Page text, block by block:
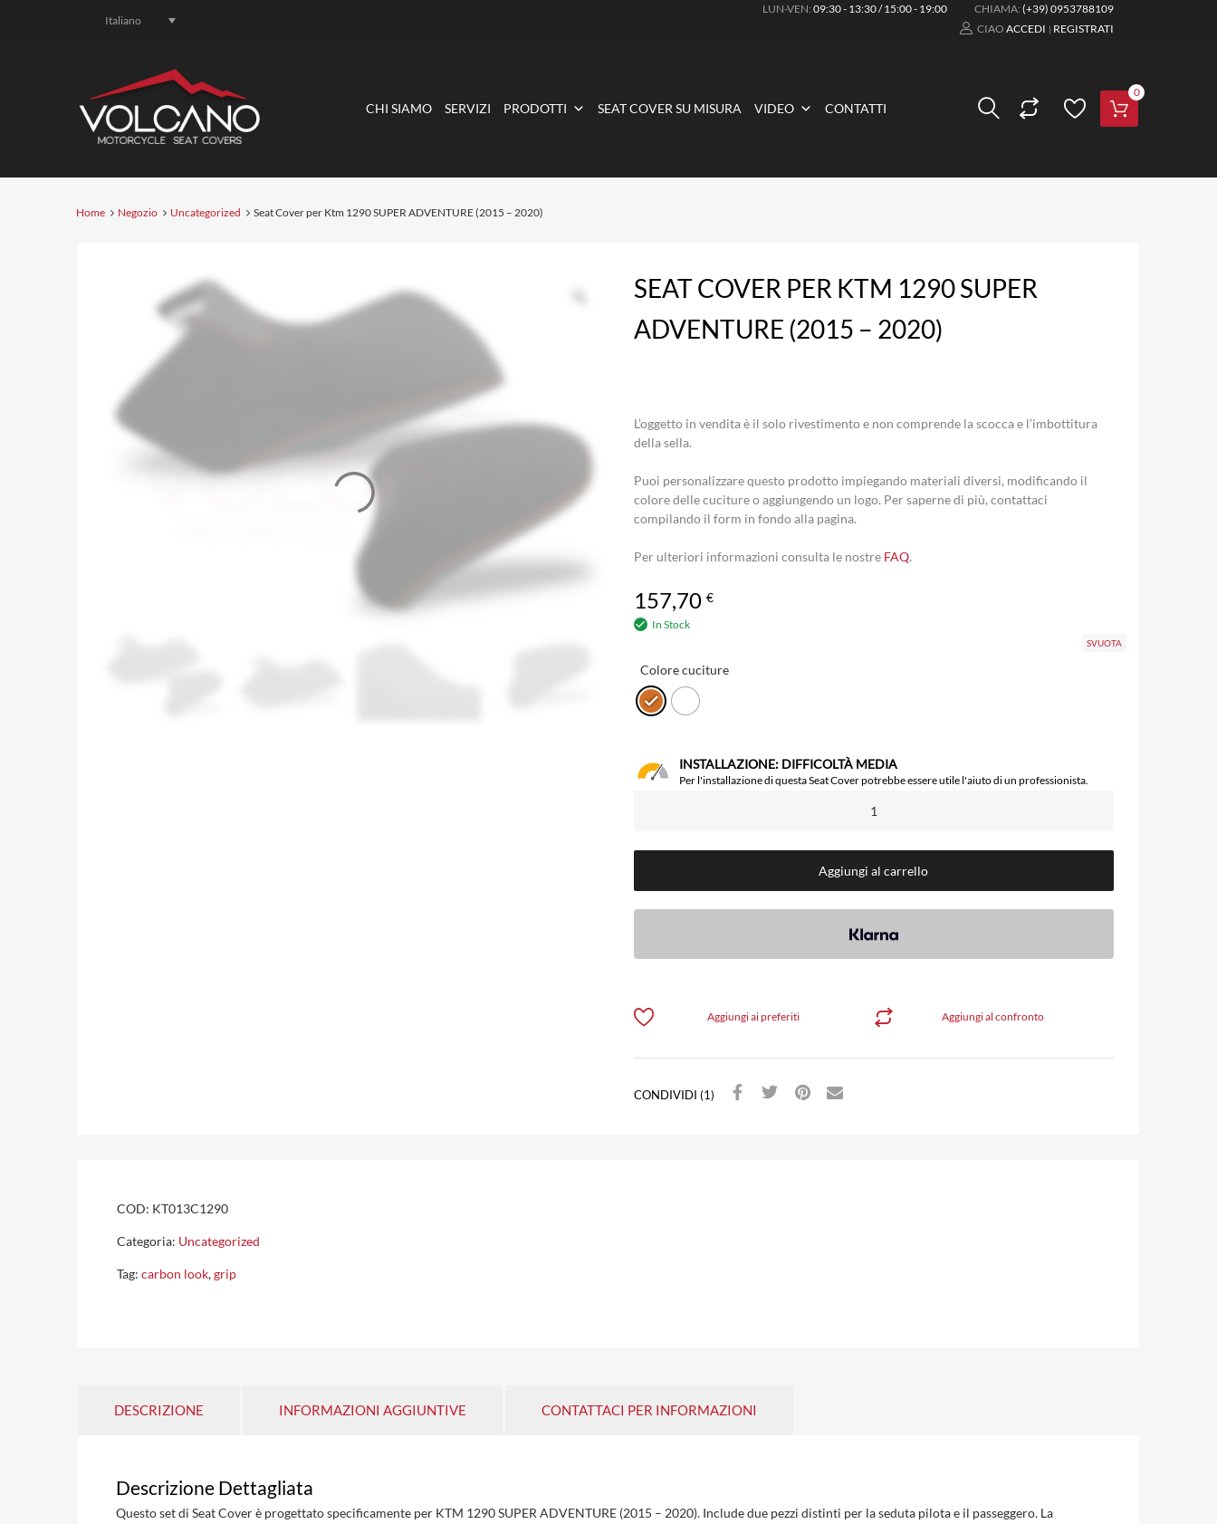
Italiano
LUN-VEN: 09:30 - 13:30 / 15:00 - 19:00 CHIAMA: (+39) 0953788109
CIAO ACCEDI | REGISTRATI
0
CHI SIAMO SERVIZI PRODOTTI SEAT COVER SU MISURA VIDEO CONTATTI
Home Negozio Uncategorized Seat Cover per Ktm 1290 SUPER ADVENTURE (2015 – 2020)
SEAT COVER PER KTM 1290 SUPER
ADVENTURE (2015 – 2020)
L’oggetto in vendita è il solo rivestimento e non comprende la scocca e l’imbottitura
della sella.
Puoi personalizzare questo prodotto impiegando materiali diversi, modificando il
colore delle cuciture o aggiungendo un logo. Per saperne di più, contattaci
compilando il form in fondo alla pagina.
Per ulteriori informazioni consulta le nostre FAQ.
157,70 €
In Stock
Colore cuciture
SVUOTA
INSTALLAZIONE: DIFFICOLTÀ MEDIA
Per l'installazione di questa Seat Cover potrebbe essere utile l'aiuto di un professionista.
Aggiungi al carrello
Aggiungi al confronto
Aggiungi ai preferiti
CONDIVIDI (1)
COD: KT013C1290
Categoria: Uncategorized
Tag: carbon look,grip
DESCRIZIONE INFORMAZIONI AGGIUNTIVE CONTATTACI PER INFORMAZIONI
Descrizione Dettagliata
Questo set di Seat Cover è progettato specificamente per KTM 1290 SUPER ADVENTURE (2015 – 2020). Include due pezzi distinti per la seduta pilota e il passeggero. La